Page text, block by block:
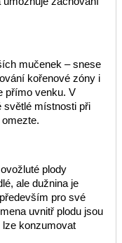
mučenek – snese
kořenové zóny i
přímo venku. V
světlé místnosti při
plody
ale dužnina je
pro své
uvnitř plodu jsou
lze konzumovat